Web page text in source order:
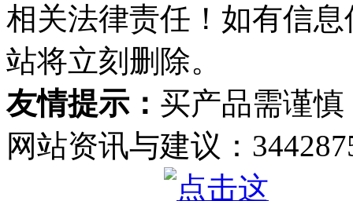
相关法律责任！如有信
站将立刻删除。
友情提示： 买产品需谨慎
网站资讯与建议：